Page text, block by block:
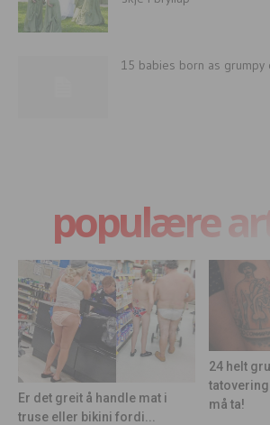
15 babies born as grumpy
populære
Er det greit å handle mat i
truse eller bikini fordi...
24 helt
må ta!